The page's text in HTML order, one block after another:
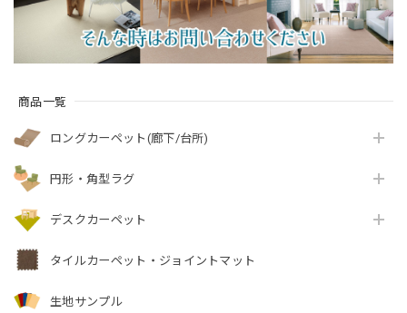
商品一覧
ロングカーペット(廊下/台所)
円形・角型ラグ
デスクカーペット
タイルカーペット・ジョイントマット
生地サンプル